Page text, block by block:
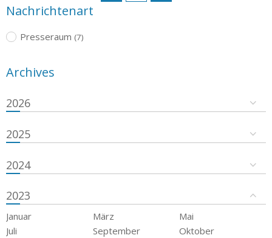
Nachrichtenart
Presseraum (7)
Archives
2026
2025
2024
2023
Januar März
Mai
Juli
September
Oktober